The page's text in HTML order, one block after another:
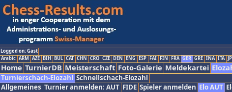
Logged on: Gast
Arabic ARM AZE BIH BUL CAT CHN CRO CZE DEN ENG ESP FAI FIN FRA GER GRE INA ITA
Home TurnierDB Meisterschaft Foto-Galerie Meldekartei
Turnierschach-Elozahl Schnellschach-Elozahl
Allgemeines Turnier anmelden: AUT FIDE Spieler anmelden Elo AUT